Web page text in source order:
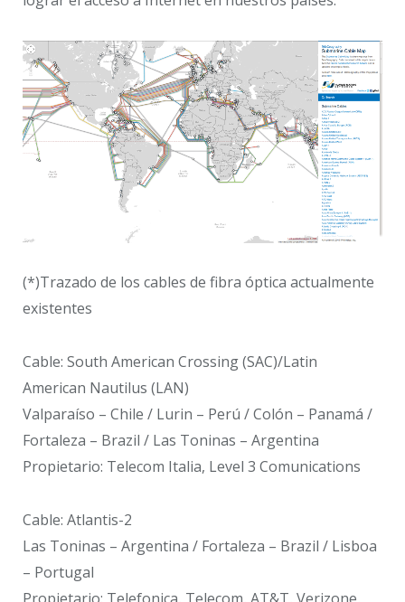
(*)Trazado de los cables de fibra óptica actualmente
existentes
Cable: South American Crossing (SAC)/Latin
American Nautilus (LAN)
Valparaíso – Chile / Lurin – Perú / Colón – Panamá /
Fortaleza – Brazil / Las Toninas – Argentina
Propietario: Telecom Italia, Level 3 Comunications
Cable: Atlantis-2
Las Toninas – Argentina / Fortaleza – Brazil / Lisboa
– Portugal